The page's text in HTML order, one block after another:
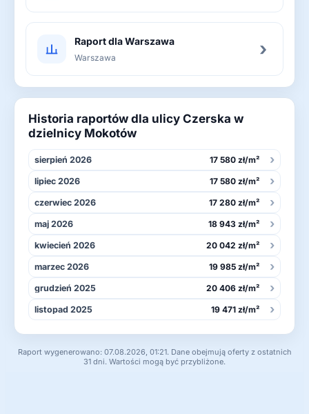
Raport dla Warszawa
Warszawa ›
Historia raportów dla ulicy Czerska w
dzielnicy Mokotów
sierpień 2026 17 580 zł/m² ›
lipiec 2026 17 580 zł/m² ›
czerwiec 2026 17 280 zł/m² ›
maj 2026 18 943 zł/m² ›
kwiecień 2026 20 042 zł/m² ›
marzec 2026 19 985 zł/m² ›
grudzień 2025 20 406 zł/m² ›
listopad 2025 19 471 zł/m² ›
Raport wygenerowano: 07.08.2026, 01:21. Dane obejmują oferty z ostatnich
31 dni. Wartości mogą być przybliżone.